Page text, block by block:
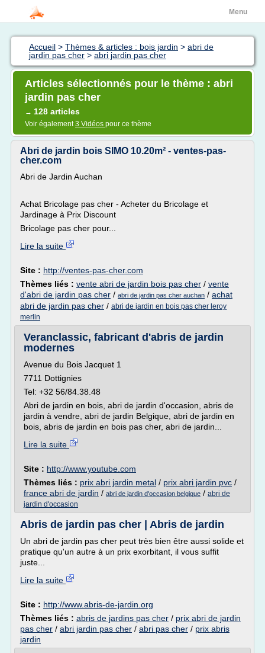
Menu
Accueil > Thèmes & articles : bois jardin > abri de
jardin pas cher > abri jardin pas cher
Articles sélectionnés pour le thème : abri
jardin pas cher
→ 128 articles
Voir également3 Vidéos pour ce thème
Abri de jardin bois SIMO 10.20m² - ventes-pas-
cher.com
Abri de Jardin Auchan
Achat Bricolage pas cher - Acheter du Bricolage et
Jardinage à Prix Discount
Bricolage pas cher pour...
Lire la suite
Site : http://ventes-pas-cher.com
Thèmes liés : vente abri de jardin bois pas cher / vente
d'abri de jardin pas cher / abri de jardin pas cher auchan / achat
abri de jardin pas cher / abri de jardin en bois pas cher leroy
merlin
Veranclassic, fabricant d'abris de jardin
modernes
Avenue du Bois Jacquet 1
7711 Dottignies
Tel: +32 56/84.38.48
Abri de jardin en bois, abri de jardin d'occasion, abris de
jardin à vendre, abri de jardin Belgique, abri de jardin en
bois, abris de jardin en bois pas cher, abri de jardin...
Lire la suite
Site : http://www.youtube.com
Thèmes liés : prix abri jardin metal / prix abri jardin pvc /
france abri de jardin / abri de jardin d'occasion belgique / abri de
jardin d'occasion
Abris de jardin pas cher | Abris de jardin
Un abri de jardin pas cher peut très bien être aussi solide et
pratique qu'un autre à un prix exorbitant, il vous suffit
juste...
Lire la suite
Site : http://www.abris-de-jardin.org
Thèmes liés : abris de jardins pas cher / prix abri de jardin
pas cher / abri jardin pas cher / abri pas cher / prix abris
jardin